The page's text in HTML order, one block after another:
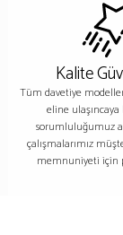
Kalite
Tüm davetiye
eline
sorumluluğumuz
çalışmalarımız
memnuniyeti için